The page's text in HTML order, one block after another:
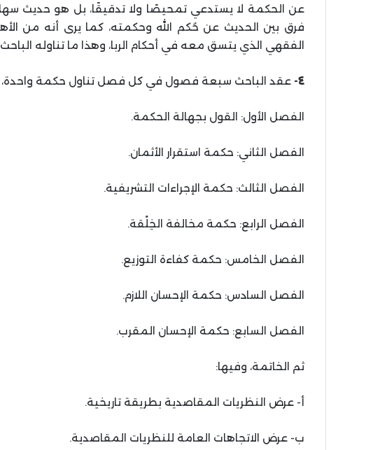
عن الحكمة لا يستدعي تمحيصًا ولا تدقيقًا، بل هو حديث
فرق بين الحديث عن حُكم الله وحكمته، كما يرى أنه من
الفقهي الذي يتسق معه في أحكام الربا، وهذا ما تناوله
٤- عقد الباحث سبعة فصول في كل فصل تناول حكمة
الفصل الأول: القول بجهالة الحكمة.
الفصل الثاني: حكمة استقرار الأثمان.
الفصل الثالث: حكمة الإجراءات التشريفية.
الفصل الرابع: حكمة مخالفة الخِلْقة.
الفصل الخامس: حكمة كفاءة التوزيع.
الفصل السادس: حكمة الإحسان اللازم.
الفصل السابع: حكمة الإحسان المقرب.
ثم الخاتمة، وفيها:
أ- عرض النظريات المقاصدية بطريقة تاريخية.
ب- عرض الاتجاهات العامة للنظريات المقاصدية.